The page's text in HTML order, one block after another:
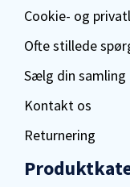
Cookie- og
Ofte stillede
Sælg din samling
Kontakt os
Returnering